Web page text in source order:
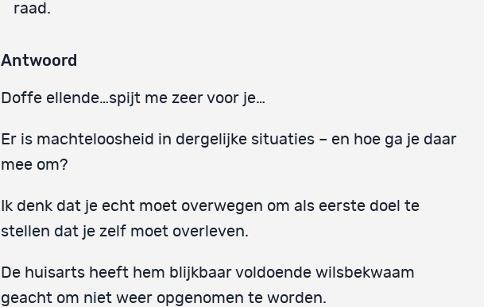
raad.
Antwoord
Doffe ellende…spijt me zeer voor je…
Er is machteloosheid in dergelijke situaties – en hoe ga je daar
mee om?
Ik denk dat je echt moet overwegen om als eerste doel te
stellen dat je zelf moet overleven.
De huisarts heeft hem blijkbaar voldoende wilsbekwaam
geacht om niet weer opgenomen te worden.